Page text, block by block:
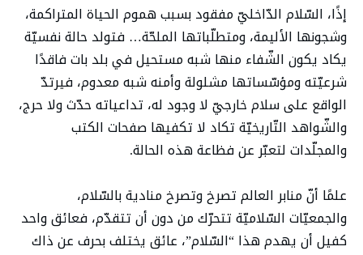
إذًا، السّلام الدّاخليّ مفقود بسبب هموم الحياة المتراكمة،
وشجونها الأليمة، ومتطلّباتها الملحّة… فتولد حالة نفسيّة
يكاد يكون الشّفاء منها شبه مستحيل في بلد بات فاقدًا
شرعيّته ومؤسّساتها مشلولة وأمنه شبه معدوم، فيرتدّ
الواقع على سلام خارجيّ لا وجود له، تداعياته حدّث ولا حرج،
والشّواهد التّاريخيّة تكاد لا تكفيها صفحات الكتب
والمجلّدات لتعبّر عن فظاعة هذه الحالة.
علمًا أنّ منابر العالم تصرخ وتصرخ منادية بالسّلام،
والجمعيّات السّلاميّة تتحرّك من دون أن تتقدّم، فعائق واحد
كفيل أن يهدم هذا “السّلام”، عائق يختلف بحرف عن ذاك